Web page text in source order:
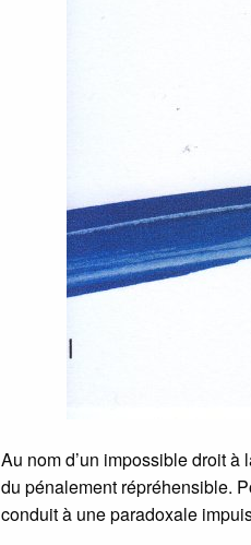
Au nom d’un impossible droit
du pénalement répréhensible.
conduit à une paradoxale